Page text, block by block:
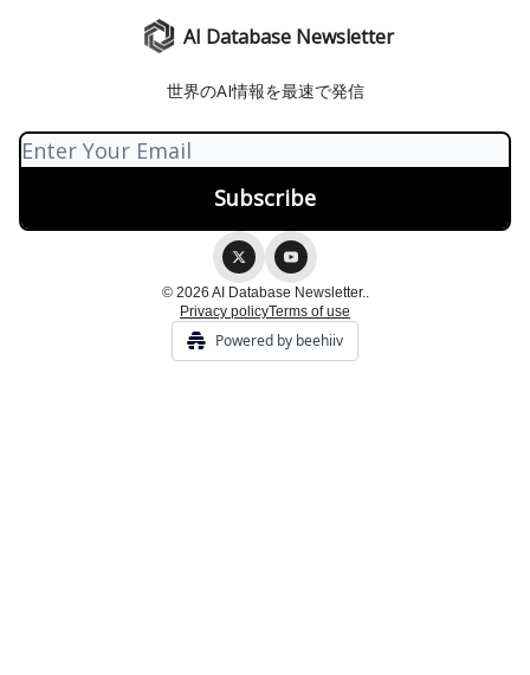
AI Database Newsletter
世界のAI情報を最速で発信
© 2026 AI Database Newsletter..
Privacy policyTerms of use
Powered by beehiiv